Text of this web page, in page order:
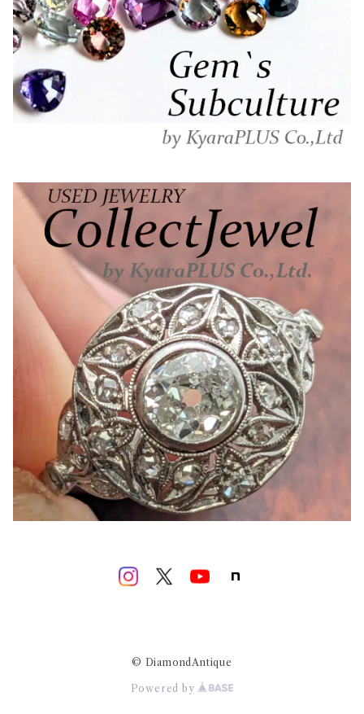
© DiamondAntique
Powered by